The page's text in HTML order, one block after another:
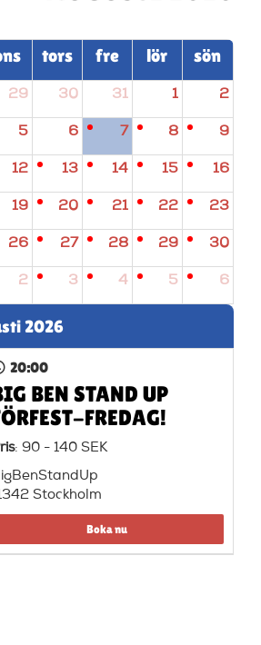
tors fre lör sön
29 30 31 1 2
5 6 7 8 9
12 13 14 15 16
19 20 21 22 23
26 27 28 29 30
2 3 4 5 6
2026
20:00
BEN STAND UP
FREDAG!
: 90 - 140 SEK
Stockholm
Boka nu